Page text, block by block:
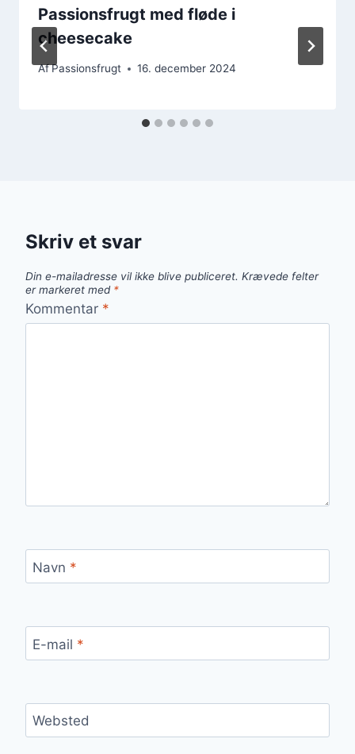
Passionsfrugt med fløde i
cheesecake
AfPassionsfrugt 16. december 2024
Skriv et svar
Din e-mailadresse vil ikke blive publiceret. Krævede felter
er markeret med *
Kommentar *
Navn *
E-mail *
Websted